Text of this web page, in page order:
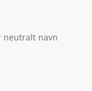
neutralt navn